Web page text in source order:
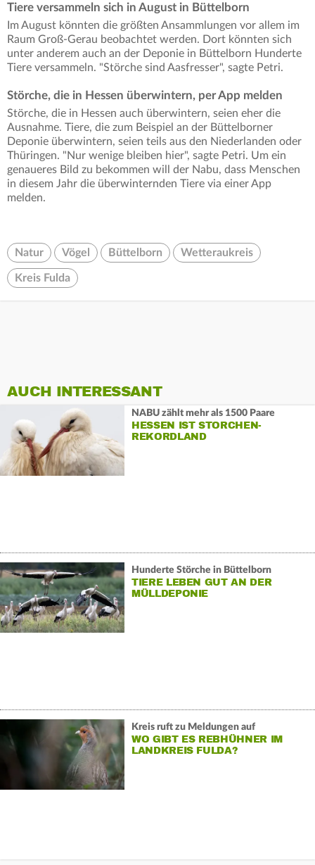
Tiere versammeln sich in August in Büttelborn
Im August könnten die größten Ansammlungen vor allem im
Raum Groß-Gerau beobachtet werden. Dort könnten sich
unter anderem auch an der Deponie in Büttelborn Hunderte
Tiere versammeln. "Störche sind Aasfresser", sagte Petri.
Störche, die in Hessen überwintern, per App melden
Störche, die in Hessen auch überwintern, seien eher die
Ausnahme. Tiere, die zum Beispiel an der Büttelborner
Deponie überwintern, seien teils aus den Niederlanden oder
Thüringen. "Nur wenige bleiben hier", sagte Petri. Um ein
genaueres Bild zu bekommen will der Nabu, dass Menschen
in diesem Jahr die überwinternden Tiere via einer App
melden.
Natur Vögel Büttelborn Wetteraukreis
Kreis Fulda
AUCH INTERESSANT
NABU zählt mehr als 1500 Paare
HESSEN IST STORCHEN-
REKORDLAND
Hunderte Störche in Büttelborn
TIERE LEBEN GUT AN DER
MÜLLDEPONIE
Kreis ruft zu Meldungen auf
WO GIBT ES REBHÜHNER IM
LANDKREIS FULDA?